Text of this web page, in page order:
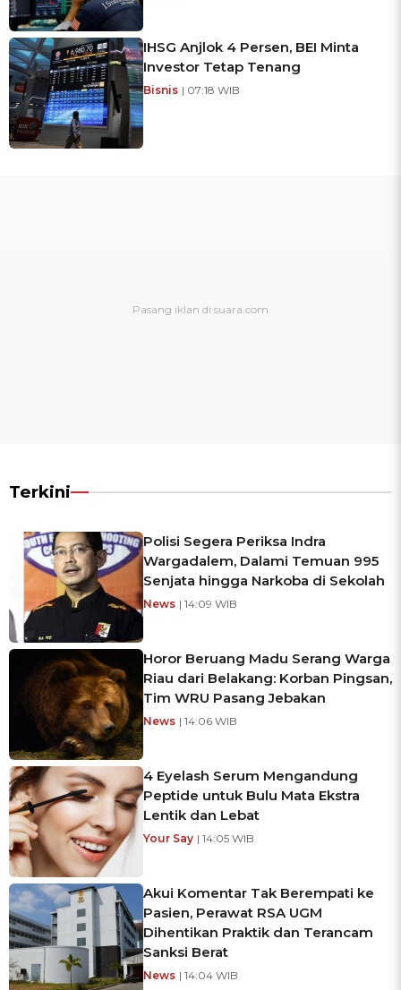
IHSG Anjlok 4 Persen, BEI Minta
Investor Tetap Tenang
Bisnis | 07:18 WIB
Terkini
Polisi Segera Periksa Indra
Wargadalem, Dalami Temuan 995
Senjata hingga Narkoba di Sekolah
News | 14:09 WIB
Horor Beruang Madu Serang Warga
Riau dari Belakang: Korban Pingsan,
Tim WRU Pasang Jebakan
News | 14:06 WIB
4 Eyelash Serum Mengandung
Peptide untuk Bulu Mata Ekstra
Lentik dan Lebat
Your Say | 14:05 WIB
Akui Komentar Tak Berempati ke
Pasien, Perawat RSA UGM
Dihentikan Praktik dan Terancam
Sanksi Berat
News | 14:04 WIB